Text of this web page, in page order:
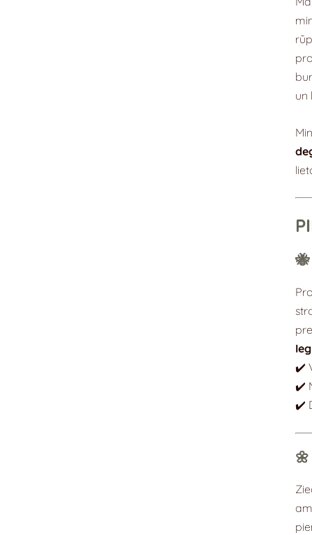
un
🐝
✔️
✔️
✔️